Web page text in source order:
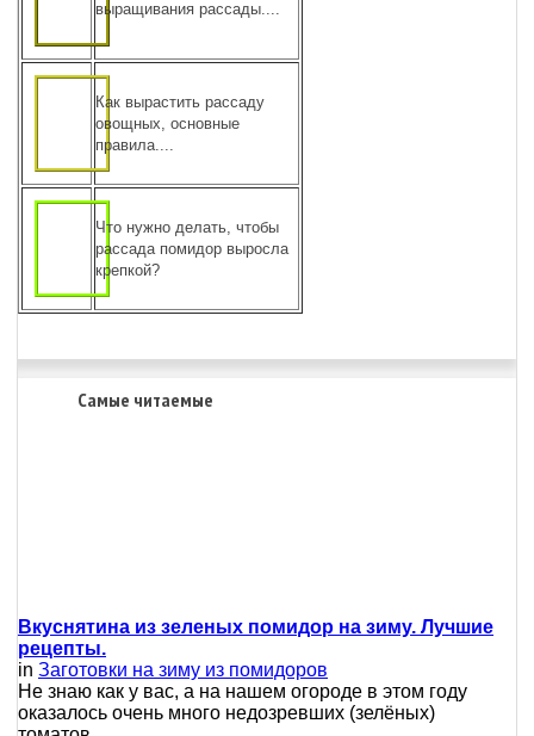
выращивания рассады....
Как вырастить рассаду
овощных, основные
правила....
Что нужно делать, чтобы
рассада помидор выросла
крепкой?
Самые читаемые
Вкуснятина из зеленых помидор на зиму. Лучшие
рецепты.
in Заготовки на зиму из помидоров
Не знаю как у вас, а на нашем огороде в этом году
оказалось очень много недозревших (зелёных)